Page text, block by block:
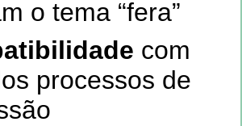
o tema “fera”
com
processos de